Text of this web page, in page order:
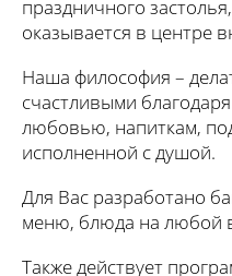
праздничного
оказывается в центре
Наша философия –
счастливыми
любовью, напиткам,
исполненной с душой.
Для Вас разработано
меню, блюда на любой
Также действует